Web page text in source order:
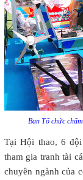
Ban Tổ chức
Tại Hội thao, 6
tham gia tranh tài
chuyên ngành của